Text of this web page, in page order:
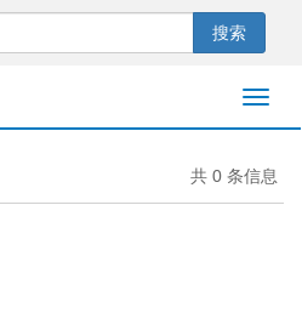
搜索
共 0 条信息